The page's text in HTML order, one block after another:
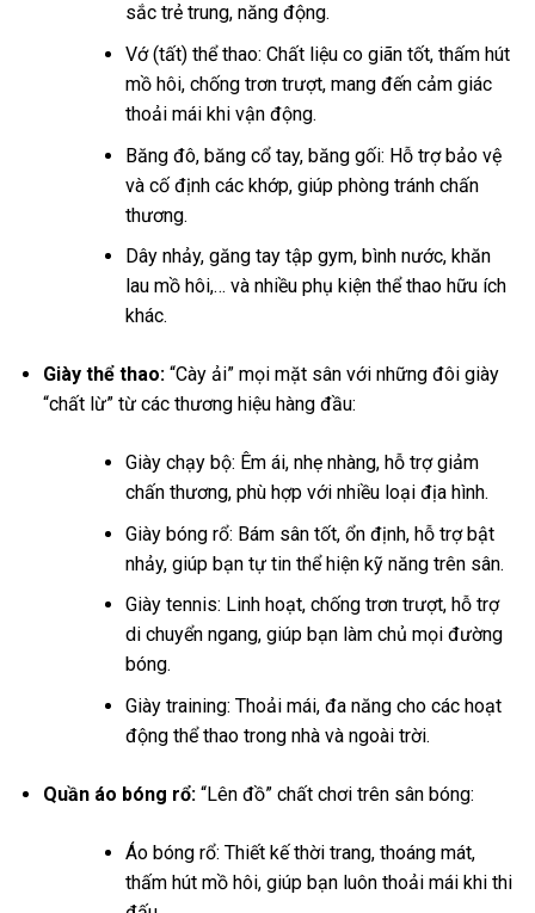
sắc trẻ trung, năng động.
Vớ (tất) thể thao: Chất liệu co giãn tốt, thấm hút
mồ hôi, chống trơn trượt, mang đến cảm giác
thoải mái khi vận động.
Băng đô, băng cổ tay, băng gối: Hỗ trợ bảo vệ
và cố định các khớp, giúp phòng tránh chấn
thương.
Dây nhảy, găng tay tập gym, bình nước, khăn
lau mồ hôi,… và nhiều phụ kiện thể thao hữu ích
khác.
Giày thể thao:“Cày ải” mọi mặt sân với những đôi giày
“chất lừ” từ các thương hiệu hàng đầu:
Giày chạy bộ: Êm ái, nhẹ nhàng, hỗ trợ giảm
chấn thương, phù hợp với nhiều loại địa hình.
Giày bóng rổ: Bám sân tốt, ổn định, hỗ trợ bật
nhảy, giúp bạn tự tin thể hiện kỹ năng trên sân.
Giày tennis: Linh hoạt, chống trơn trượt, hỗ trợ
di chuyển ngang, giúp bạn làm chủ mọi đường
bóng.
Giày training: Thoải mái, đa năng cho các hoạt
động thể thao trong nhà và ngoài trời.
Quần áo bóng rổ:“Lên đồ” chất chơi trên sân bóng:
Áo bóng rổ: Thiết kế thời trang, thoáng mát,
thấm hút mồ hôi, giúp bạn luôn thoải mái khi thi